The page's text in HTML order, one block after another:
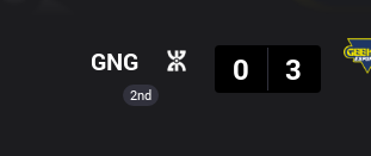
2nd
GNG
0
3